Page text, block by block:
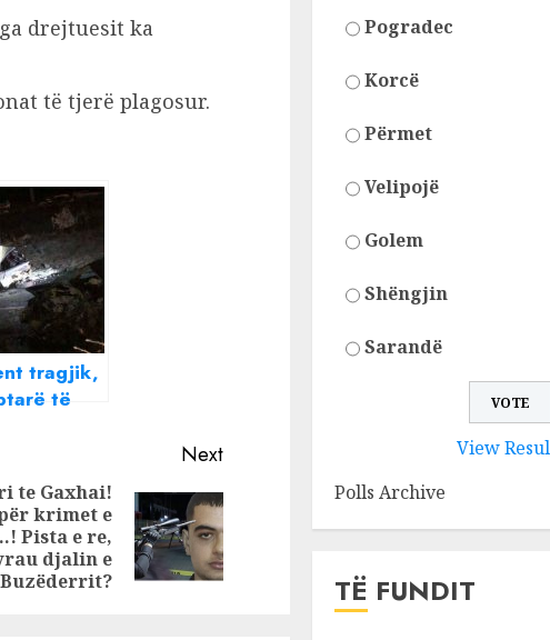
drejtuesit ka
të tjerë plagosur.
tragjik,
të
Next
te Gaxhai!
krimet e
Pista e re,
djalin e
Buzëderrit?
Pogradec
Korcë
Përmet
Velipojë
Golem
Shëngjin
Sarandë
View
Polls Archive
TË FUNDIT